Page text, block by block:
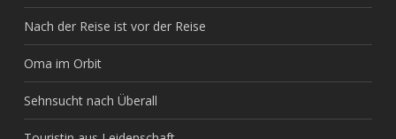
Nach der Reise ist vor der Reise
Oma im Orbit
Sehnsucht nach Überall